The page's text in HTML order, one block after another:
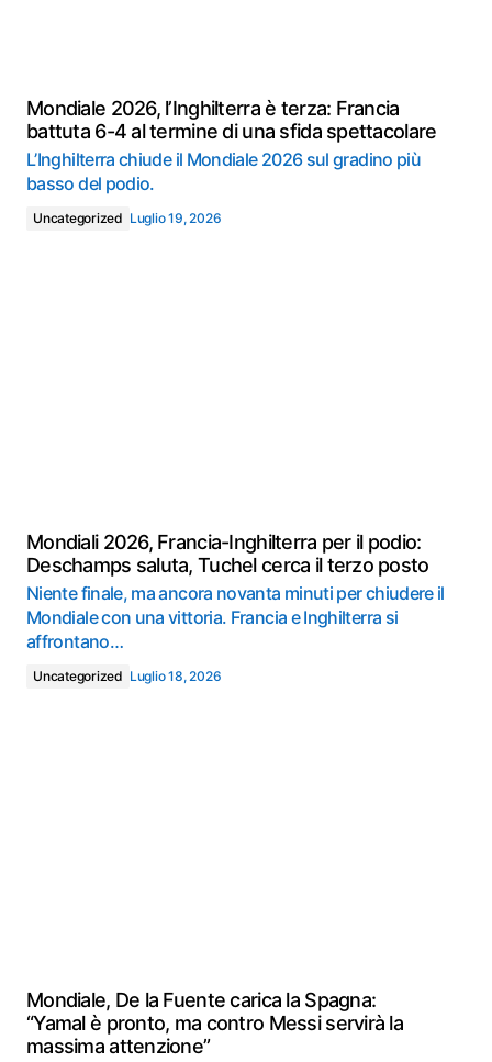
Mondiale 2026, l’Inghilterra è terza: Francia
battuta 6-4 al termine di una sfida spettacolare
L’Inghilterra chiude il Mondiale 2026 sul gradino più
basso del podio.
Uncategorized Luglio 19, 2026
Mondiali 2026, Francia-Inghilterra per il podio:
Deschamps saluta, Tuchel cerca il terzo posto
Niente finale, ma ancora novanta minuti per chiudere il
Mondiale con una vittoria. Francia e Inghilterra si
affrontano…
Uncategorized Luglio 18, 2026
Mondiale, De la Fuente carica la Spagna:
“Yamal è pronto, ma contro Messi servirà la
massima attenzione”